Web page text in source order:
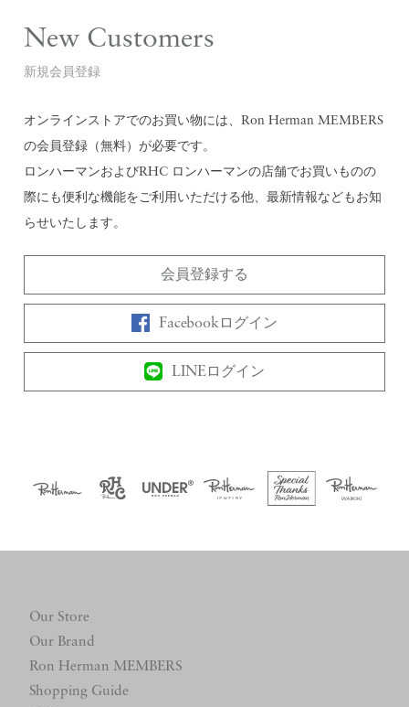
New Customers
新規会員登録
オンラインストアでのお買い物には、Ron Herman MEMBERS
の会員登録（無料）が必要です。
ロンハーマンおよびRHC ロンハーマンの店舗でお買いものの
際にも便利な機能をご利用いただける他、最新情報などもお知
らせいたします。
会員登録する
Facebookログイン
LINEログイン
Our Store
Our Brand
Ron Herman MEMBERS
Shopping Guide